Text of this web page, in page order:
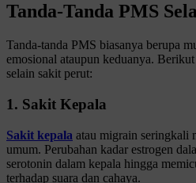
Tanda-Tanda PMS
Tanda-tanda PMS biasanya berupa
emosional ataupun keduanya.
selain sakit perut:
1. Sakit Kepala
Sakit kepala atau migrain seringkali
umum. Perubahan kadar estrogen
serotonin dalam kepala hingga
terhadap suara dan cahaya.